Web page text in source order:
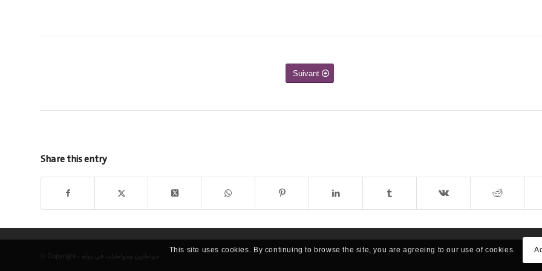
Suivant
Share this entry
© Copyright - مواطنون ومواطنات في دولة
This site uses cookies. By continuing to browse the site, you are agreeing to our use of cookies.